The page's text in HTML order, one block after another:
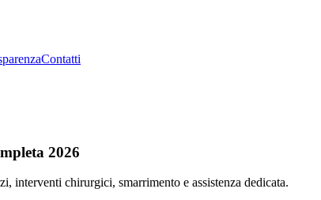
Contatti
2026
interventi chirurgici, smarrimento e assistenza dedicata.